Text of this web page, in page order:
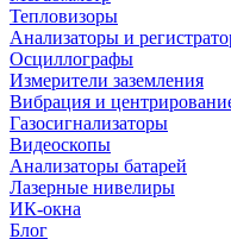
Тепловизоры
Анализаторы и
Осциллографы
Измерители заземления
Вибрация и
Газосигнализаторы
Видеоскопы
Анализаторы батарей
Лазерные нивелиры
ИК-окна
Блог